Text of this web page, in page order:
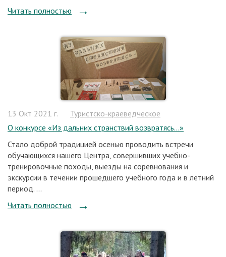
Читать полностью
13 Окт 2021 г.
Туристско-краеведческое
О конкурсе «Из дальних странствий возвратясь…»
Стало доброй традицией осенью проводить встречи
обучающихся нашего Центра, совершивших учебно-
тренировочные походы, выезды на соревнования и
экскурсии в течении прошедшего учебного года и в летний
период. ...
Читать полностью